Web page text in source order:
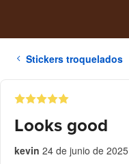
Stickers troquelados
Looks good
kevin 24 de junio de 2025